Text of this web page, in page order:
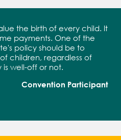
the birth of every child. It
payments. One of the
policy should be to
children, regardless of
well-off or not.
Convention Participant